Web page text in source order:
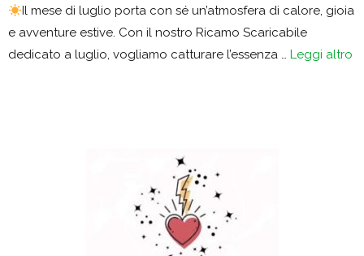
Il mese di luglio porta con sé un’atmosfera di calore, gioia
e avventure estive. Con il nostro Ricamo Scaricabile
dedicato a luglio, vogliamo catturare l’essenza … Leggi altro